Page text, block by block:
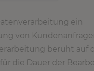
ein
von
beruht auf
die Dauer der